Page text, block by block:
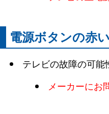
電源ボタンの赤
テレビの故障の可能
メーカーにお